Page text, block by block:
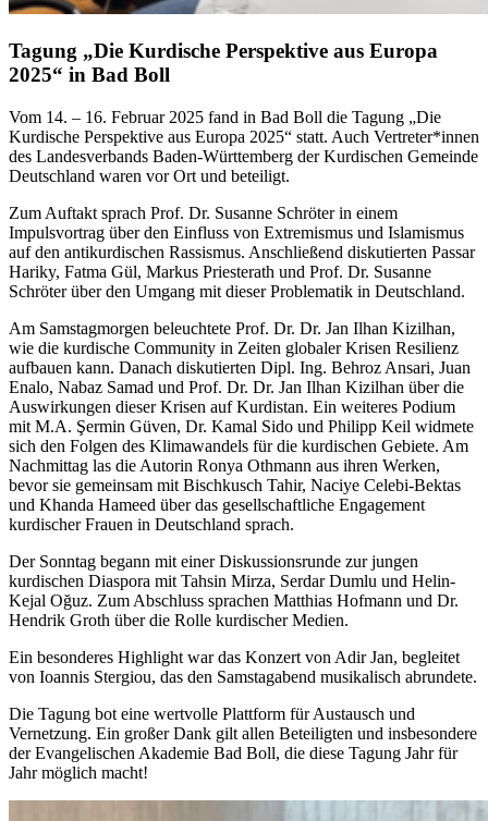
Tagung „Die Kurdische Perspektive aus Europa
2025“ in Bad Boll
Vom 14. – 16. Februar 2025 fand in Bad Boll die Tagung „Die
Kurdische Perspektive aus Europa 2025“ statt. Auch Vertreter*innen
des Landesverbands Baden-Württemberg der Kurdischen Gemeinde
Deutschland waren vor Ort und beteiligt.
Zum Auftakt sprach Prof. Dr. Susanne Schröter in einem
Impulsvortrag über den Einfluss von Extremismus und Islamismus
auf den antikurdischen Rassismus. Anschließend diskutierten Passar
Hariky, Fatma Gül, Markus Priesterath und Prof. Dr. Susanne
Schröter über den Umgang mit dieser Problematik in Deutschland.
Am Samstagmorgen beleuchtete Prof. Dr. Dr. Jan Ilhan Kizilhan,
wie die kurdische Community in Zeiten globaler Krisen Resilienz
aufbauen kann. Danach diskutierten Dipl. Ing. Behroz Ansari, Juan
Enalo, Nabaz Samad und Prof. Dr. Dr. Jan Ilhan Kizilhan über die
Auswirkungen dieser Krisen auf Kurdistan. Ein weiteres Podium
mit M.A. Şermin Güven, Dr. Kamal Sido und Philipp Keil widmete
sich den Folgen des Klimawandels für die kurdischen Gebiete. Am
Nachmittag las die Autorin Ronya Othmann aus ihren Werken,
bevor sie gemeinsam mit Bischkusch Tahir, Naciye Celebi-Bektas
und Khanda Hameed über das gesellschaftliche Engagement
kurdischer Frauen in Deutschland sprach.
Der Sonntag begann mit einer Diskussionsrunde zur jungen
kurdischen Diaspora mit Tahsin Mirza, Serdar Dumlu und Helin-
Kejal Oğuz. Zum Abschluss sprachen Matthias Hofmann und Dr.
Hendrik Groth über die Rolle kurdischer Medien.
Ein besonderes Highlight war das Konzert von Adir Jan, begleitet
von Ioannis Stergiou, das den Samstagabend musikalisch abrundete.
Die Tagung bot eine wertvolle Plattform für Austausch und
Vernetzung. Ein großer Dank gilt allen Beteiligten und insbesondere
der Evangelischen Akademie Bad Boll, die diese Tagung Jahr für
Jahr möglich macht!